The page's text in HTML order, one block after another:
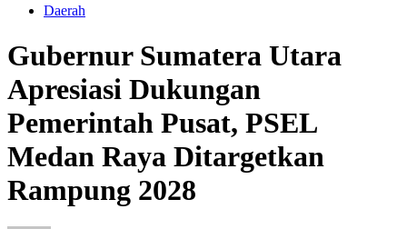
Daerah
Gubernur Sumatera Utara
Apresiasi Dukungan
Pemerintah Pusat, PSEL
Medan Raya Ditargetkan
Rampung 2028